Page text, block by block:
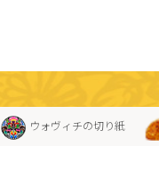
ウォヴィチの切り紙